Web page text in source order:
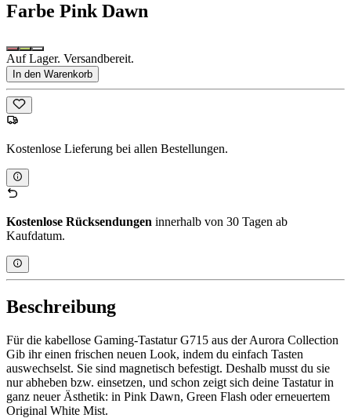
Farbe Pink Dawn
Auf Lager. Versandbereit.
In den Warenkorb
Kostenlose Lieferung bei allen Bestellungen.
Kostenlose Rücksendungen innerhalb von 30 Tagen ab
Kaufdatum.
Beschreibung
Für die kabellose Gaming-Tastatur G715 aus der Aurora Collection
Gib ihr einen frischen neuen Look, indem du einfach Tasten
auswechselst. Sie sind magnetisch befestigt. Deshalb musst du sie
nur abheben bzw. einsetzen, und schon zeigt sich deine Tastatur in
ganz neuer Ästhetik: in Pink Dawn, Green Flash oder erneuertem
Original White Mist.